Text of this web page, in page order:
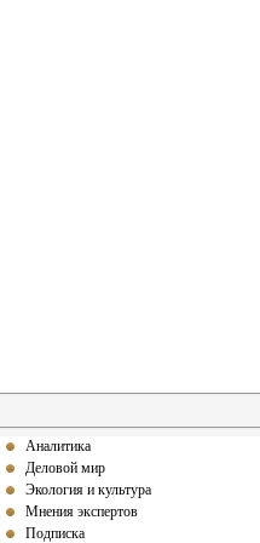
Аналитика
Деловой мир
Экология и культура
Мнения экспертов
Подписка